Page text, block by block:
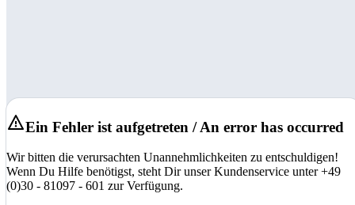
Ein Fehler ist aufgetreten / An error has occurred
Wir bitten die verursachten Unannehmlichkeiten zu entschuldigen!
Wenn Du Hilfe benötigst, steht Dir unser Kundenservice unter +49
(0)30 - 81097 - 601 zur Verfügung.